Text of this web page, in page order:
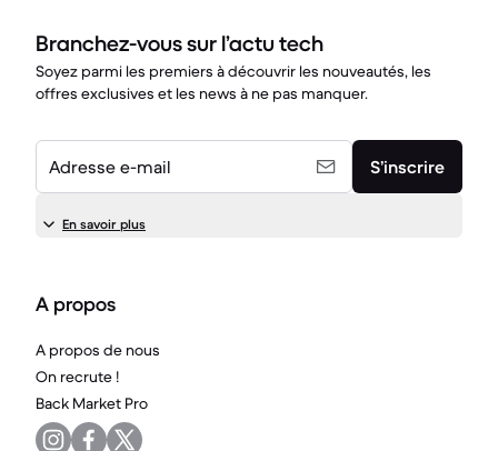
Branchez-vous sur l’actu tech
Soyez parmi les premiers à découvrir les nouveautés, les
offres exclusives et les news à ne pas manquer.
Adresse e-mail S’inscrire
En savoir plus
A propos
A propos de nous
On recrute !
Back Market Pro